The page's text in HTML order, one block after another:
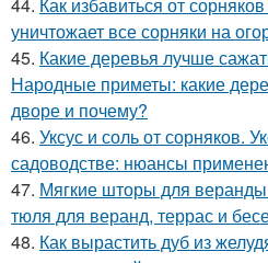
44. Как избавиться от
уничтожает все сорняки на
45. Какие деревья лучше
Народные приметы: какие
дворе и почему?
46. Уксус и соль от сорняков.
садоводстве: нюансы
47. Мягкие шторы для
тюля для веранд, террас и
48. Как вырастить дуб из